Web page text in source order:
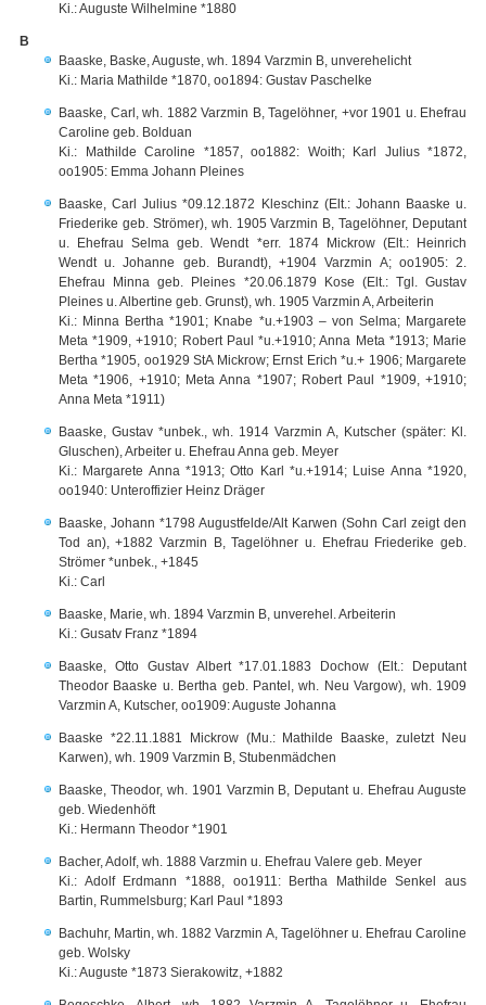
Ki.: Auguste Wilhelmine *1880
B
Baaske, Baske, Auguste, wh. 1894 Varzmin B, unverehelicht
Ki.: Maria Mathilde *1870, oo1894: Gustav Paschelke
Baaske, Carl, wh. 1882 Varzmin B, Tagelöhner, +vor 1901 u. Ehefrau
Caroline geb. Bolduan
Ki.: Mathilde Caroline *1857, oo1882: Woith; Karl Julius *1872,
oo1905: Emma Johann Pleines
Baaske, Carl Julius *09.12.1872 Kleschinz (Elt.: Johann Baaske u.
Friederike geb. Strömer), wh. 1905 Varzmin B, Tagelöhner, Deputant
u. Ehefrau Selma geb. Wendt *err. 1874 Mickrow (Elt.: Heinrich
Wendt u. Johanne geb. Burandt), +1904 Varzmin A; oo1905: 2.
Ehefrau Minna geb. Pleines *20.06.1879 Kose (Elt.: Tgl. Gustav
Pleines u. Albertine geb. Grunst), wh. 1905 Varzmin A, Arbeiterin
Ki.: Minna Bertha *1901; Knabe *u.+1903 – von Selma; Margarete
Meta *1909, +1910; Robert Paul *u.+1910; Anna Meta *1913; Marie
Bertha *1905, oo1929 StA Mickrow; Ernst Erich *u.+ 1906; Margarete
Meta *1906, +1910; Meta Anna *1907; Robert Paul *1909, +1910;
Anna Meta *1911)
Baaske, Gustav *unbek., wh. 1914 Varzmin A, Kutscher (später: Kl.
Gluschen), Arbeiter u. Ehefrau Anna geb. Meyer
Ki.: Margarete Anna *1913; Otto Karl *u.+1914; Luise Anna *1920,
oo1940: Unteroffizier Heinz Dräger
Baaske, Johann *1798 Augustfelde/Alt Karwen (Sohn Carl zeigt den
Tod an), +1882 Varzmin B, Tagelöhner u. Ehefrau Friederike geb.
Strömer *unbek., +1845
Ki.: Carl
Baaske, Marie, wh. 1894 Varzmin B, unverehel. Arbeiterin
Ki.: Gusatv Franz *1894
Baaske, Otto Gustav Albert *17.01.1883 Dochow (Elt.: Deputant
Theodor Baaske u. Bertha geb. Pantel, wh. Neu Vargow), wh. 1909
Varzmin A, Kutscher, oo1909: Auguste Johanna
Baaske *22.11.1881 Mickrow (Mu.: Mathilde Baaske, zuletzt Neu
Karwen), wh. 1909 Varzmin B, Stubenmädchen
Baaske, Theodor, wh. 1901 Varzmin B, Deputant u. Ehefrau Auguste
geb. Wiedenhöft
Ki.: Hermann Theodor *1901
Bacher, Adolf, wh. 1888 Varzmin u. Ehefrau Valere geb. Meyer
Ki.: Adolf Erdmann *1888, oo1911: Bertha Mathilde Senkel aus
Bartin, Rummelsburg; Karl Paul *1893
Bachuhr, Martin, wh. 1882 Varzmin A, Tagelöhner u. Ehefrau Caroline
geb. Wolsky
Ki.: Auguste *1873 Sierakowitz, +1882